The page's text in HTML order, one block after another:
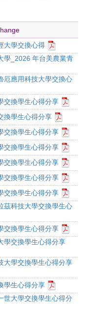
大學交換心得
學_2026 年台美農業青
厄應用科技大學交換心
交換學生心得分享
換學生心得分享
交換學生心得分享
交換學生心得分享
交換學生心得分享
交換學生心得分享
交換學生心得分享
茲科技大學交換學生心
交換學生心得分享
學交換學生心得分享
大學交換學生心得分享
學生心得分享
世大學交換學生心得分